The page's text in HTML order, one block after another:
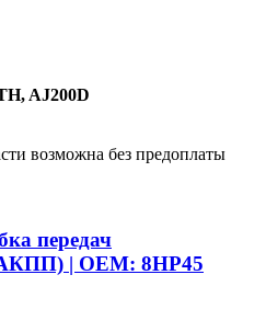
AJ200D
возможна без предоплаты
передач
| OEM: 8HP45